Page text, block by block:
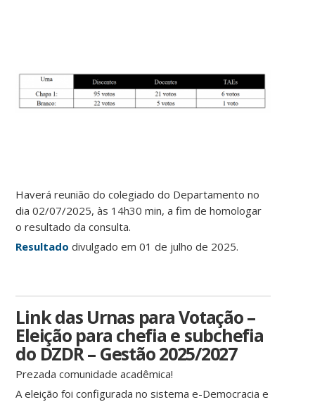
Haverá reunião do colegiado do Departamento no
dia 02/07/2025, às 14h30 min, a fim de homologar
o resultado da consulta.
Resultado divulgado em 01 de julho de 2025.
Link das Urnas para Votação –
Eleição para chefia e subchefia
do DZDR – Gestão 2025/2027
Prezada comunidade acadêmica!
A eleição foi configurada no sistema e-Democracia e